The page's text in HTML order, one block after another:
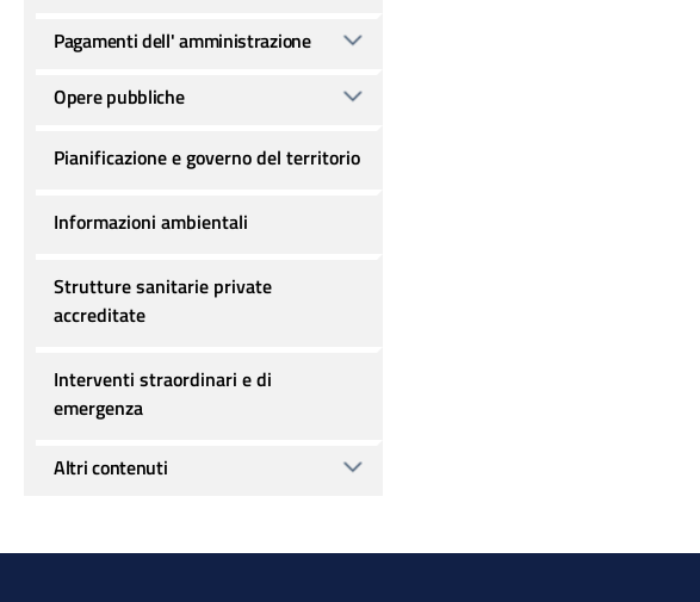
Pagamenti dell' amministrazione
Opere pubbliche
Pianificazione e governo del territorio
Informazioni ambientali
Strutture sanitarie private
accreditate
Interventi straordinari e di
emergenza
Altri contenuti